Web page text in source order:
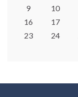
9
10
16
17
23
24